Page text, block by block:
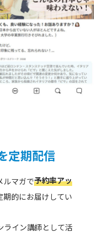
定期配信
ルマガで予約率アッ
期的にお届けしてい
ライン講師として活